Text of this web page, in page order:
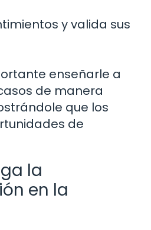
y valida sus
enseñarle a
de manera
que los
de
la
en la